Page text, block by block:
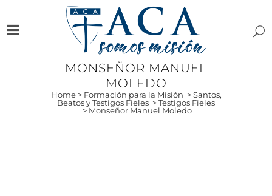
MONSEÑOR MANUEL
MOLEDO
Home> Formación para la Misión >Santos,
Beatos y Testigos Fieles >Testigos Fieles
>Monseñor Manuel Moledo